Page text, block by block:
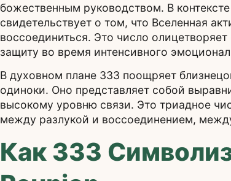
божественным руководством. В
свидетельствует о том, что Вселенная
воссоединиться. Это число
защиту во время интенсивного
В духовном плане 333 поощряет
одиноки. Оно представляет собой
высокому уровню связи. Это триадное
между разлукой и воссоединением,
Как 333